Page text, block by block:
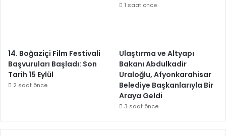
1 saat önce
14. Boğaziçi Film Festivali
Başvuruları Başladı: Son
Tarih 15 Eylül
2 saat önce
Ulaştırma ve Altyapı
Bakanı Abdulkadir
Uraloğlu, Afyonkarahisar
Belediye Başkanlarıyla Bir
Araya Geldi
3 saat önce